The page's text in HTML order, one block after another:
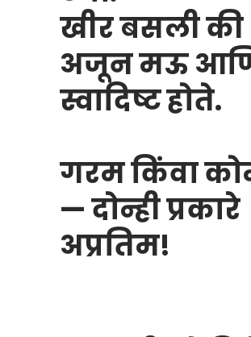
खीर बसली की
अजून मऊ
स्वादिष्ट होते.
गरम किंवा
— दोन्ही प्रकारे
अप्रतिम!